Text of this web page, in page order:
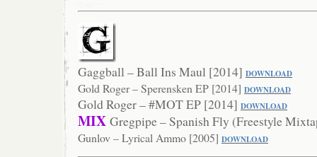
Gaggball – Ball Ins Maul [2014] DOWNLOAD
Gold Roger – Sperensken EP [2014] DOWNLOAD
Gold Roger – #MOT EP [2014] DOWNLOAD
MIX Gregpipe – Spanish Fly (Freestyle
Gunlov – Lyrical Ammo [2005] DOWNLOAD